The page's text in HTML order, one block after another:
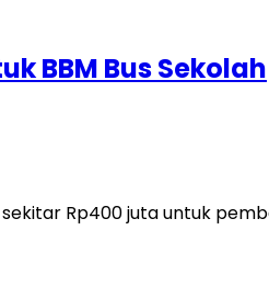
BBM Bus Sekolah
Rp400 juta untuk